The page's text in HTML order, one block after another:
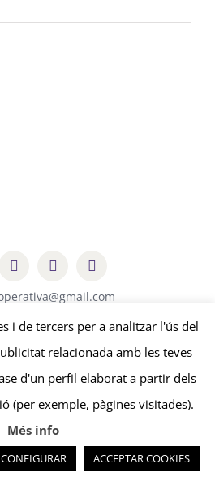
Cooperativa |Avís legal-Política de
| byedissenys&sonosmedia
i de tercers per a analitzar l'ús del
relacionada amb les teves
d'un perfil elaborat a partir dels
(per exemple, pàgines visitades).
Més info
CONFIGURAR ACCEPTAR COOKIES